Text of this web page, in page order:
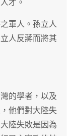
才。
軍人。孫立人
人反蔣而將其
的學者，以及
他們對大陸失
陸失敗是因為